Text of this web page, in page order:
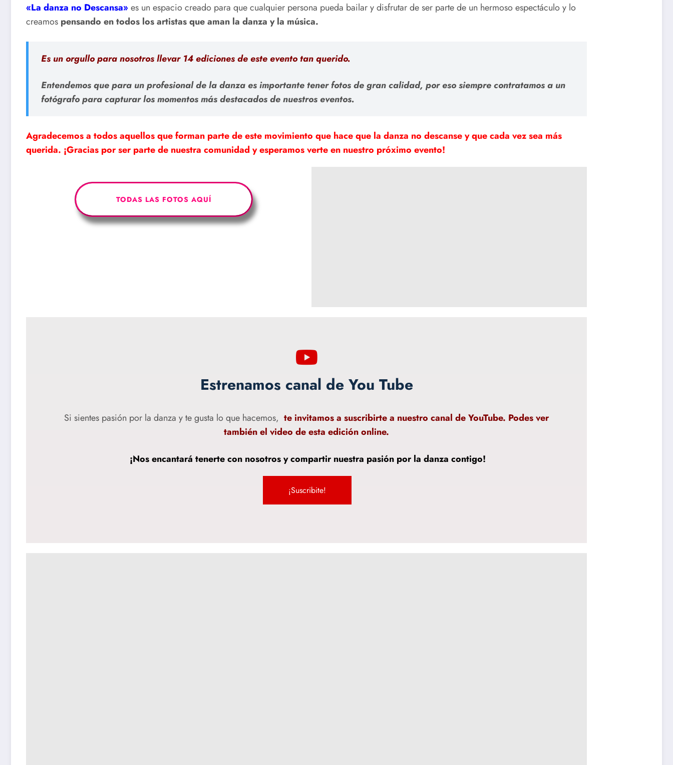
«La danza no Descansa» es un espacio creado para que cualquier persona pueda bailar y disfrutar de ser parte de un hermoso espectáculo y lo
creamos pensando en todos los artistas que aman la danza y la música.
Es un orgullo para nosotros llevar 14 ediciones de este evento tan querido.
Entendemos que para un profesional de la danza es importante tener fotos de gran calidad, por eso siempre contratamos a un
fotógrafo para capturar los momentos más destacados de nuestros eventos.
Agradecemos a todos aquellos que forman parte de este movimiento que hace que la danza no descanse y que cada vez sea más
querida. ¡Gracias por ser parte de nuestra comunidad y esperamos verte en nuestro próximo evento!
TODAS LAS FOTOS AQUÍ
Estrenamos canal de You Tube
Si sientes pasión por la danza y te gusta lo que hacemos, te invitamos a suscribirte a nuestro canal de YouTube. Podes ver
también el video de esta edición online.
¡Nos encantará tenerte con nosotros y compartir nuestra pasión por la danza contigo!
¡Suscribite!